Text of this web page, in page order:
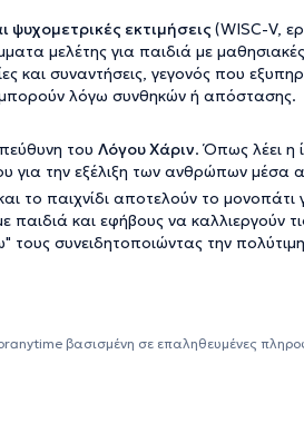
ψυχομετρικές εκτιμήσεις(WISC-V,
μελέτης για παιδιά με
και συναντήσεις, γεγονός που
λόγω συνθηκών ή απόστασης.
του Λόγου Χάριν. Όπως λέει η
για την εξέλιξη των ανθρώπων
το παιχνίδι αποτελούν το μονοπάτι
παιδιά και εφήβους να καλλιεργούν
τους συνειδητοποιώντας την
βασισμένη σε επαληθευμένες